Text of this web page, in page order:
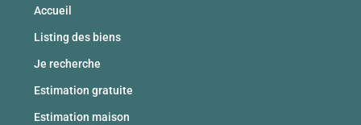
Accueil
Listing des biens
Je recherche
Estimation gratuite
Estimation maison